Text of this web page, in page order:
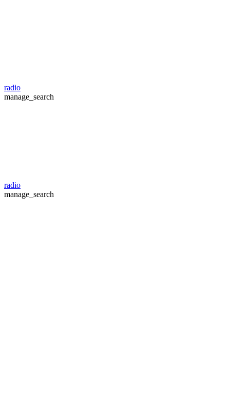
radio
manage_search
radio
manage_search